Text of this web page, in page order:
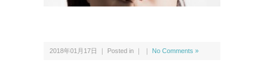
2018年01月17日 ｜ Posted in ｜ ｜ No Comments »